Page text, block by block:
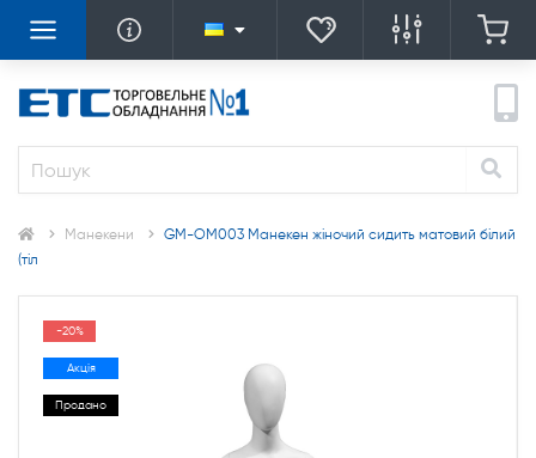
Манекени
GM-OM003 Манекен жіночий сидить матовий білий
(тіл
-20%
Акція
Продано